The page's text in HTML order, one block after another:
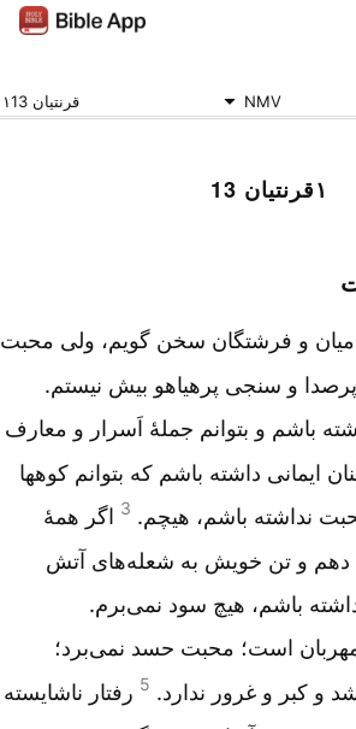
۱قرنتیان 13 NMV
۱قرنتیان 13
و فرشتگان سخن گویم، ولی محبت
و سنجی پرهیاهو بیش نیستم.
باشم و بتوانم جملۀ اَسرار و معارف
ایمانی داشته باشم که بتوانم کوهها
نداشته باشم، هیچم. 3 اگر همۀ
دهم و تن خویش به شعله‌های آتش
باشم، هیچ سود نمی‌برم.
است؛ محبت حسد نمی‌برد؛
و کبر و غرور ندارد. 5 رفتار ناشایسته